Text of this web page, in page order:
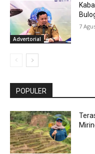
Advertorial
7
POPULER